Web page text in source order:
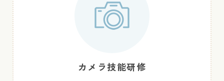
カメラ技能研修